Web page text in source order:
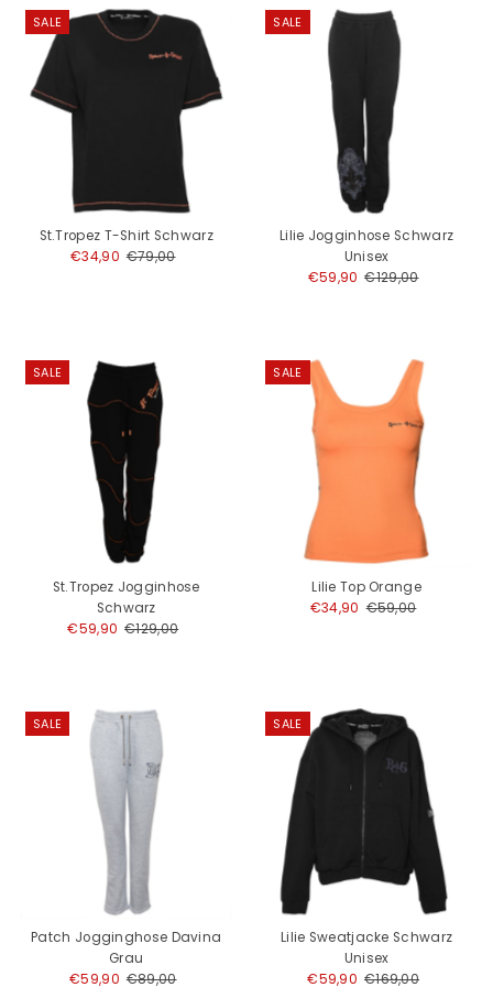
SALE
St.Tropez T-Shirt Schwarz
Angebotspreis
€34,90 Regulärer
€79,00
SALE
Lilie Jogginhose Schwarz
Unisex
Angebotspreis
€59,90 Regulärer
€129,00
SALE
St.Tropez Jogginhose
Schwarz
Angebotspreis
€59,90 Regulärer
€129,00
SALE
Lilie Top Orange
Angebotspreis
€34,90 Regulärer
€59,00
SALE
Patch Jogginghose Davina
Grau
Angebotspreis
€59,90 Regulärer
€89,00
SALE
Lilie Sweatjacke Schwarz
Unisex
Angebotspreis
€59,90 Regulärer
€169,00